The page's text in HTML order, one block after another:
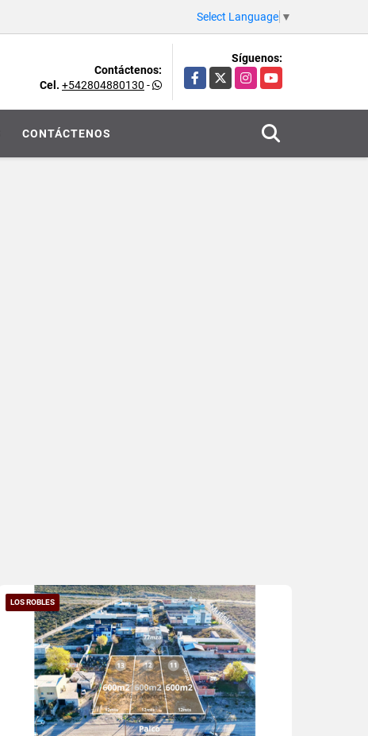
Select Language ▼
Contáctenos:
Cel. +542804880130 -
Síguenos:
Facebook
X InstagramYouTube
CONTÁCTENOS
LOS ROBLES